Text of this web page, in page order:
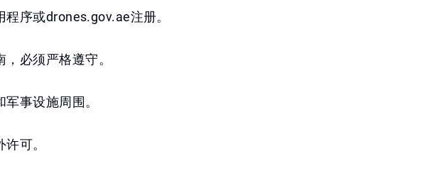
序或drones.gov.ae注册。
必须严格遵守。
事设施周围。
可。